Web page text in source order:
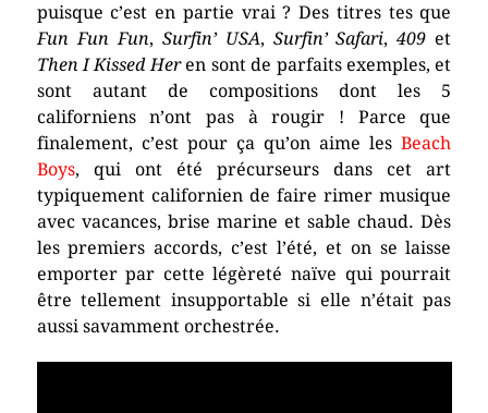
puisque c’est en partie vrai ? Des titres tes que
Fun Fun Fun, Surfin’ USA, Surfin’ Safari,409 et
Then I Kissed Heren sont de parfaits exemples, et
sont autant de compositions dont les 5
californiens n’ont pas à rougir ! Parce que
finalement, c’est pour ça qu’on aime lesBeach
Boys, qui ont été précurseurs dans cet art
typiquement californien de faire rimer musique
avec vacances, brise marine et sable chaud. Dès
les premiers accords, c’est l’été, et on se laisse
emporter par cette légèreté naïve qui pourrait
être tellement insupportable si elle n’était pas
aussi savamment orchestrée.